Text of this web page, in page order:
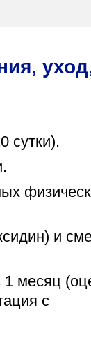
сутки).
и
месяц
с